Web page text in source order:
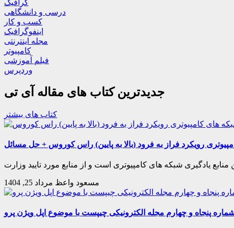
گرافیک
درسی و دانشگاهی
کسب و کار
اینفوگرافیک
مجله اینترنتی
کامپیوتر
فیلم آموزشی
وردپرس
جدیدترین کتاب های مقاله آی تی
کتاب های بیشتر
رویکرد فراز به فرود (بالا به پایین) راس کوروس + حل مسائل
یادگیری شبکه های کامپیوتری است و از منابع مورد تایید وزارت
مسعود واعظ مرداد 25, 1404
پنجاه و چهارم مجله الکترونیکی چیپست با موضوع اپل ویژن پرو